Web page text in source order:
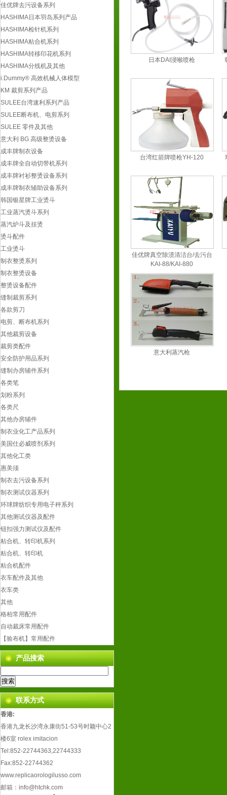
意大利 BG 高级整烫设备
成丰牌制衣设备
成丰牌全自动切带机系列
成丰牌衬衫整烫设备系列
成丰牌制衣辅助设备系列
韩国银星牌工业烫斗
工业蒸汽烫斗系列
蒸汽炉斗及挂烫
烫斗配件
工业烫斗
制衣整烫系列
制衣整烫设备
整烫设备配件
缝制裁剪系列
各款剪刀
电剪、断布机系列
其他裁剪设备
裁剪类配件
安全防护用品系列
缝制办房辅件系列
各类笔
划粉系列
各类尺
其他办房辅件
制衣业化工产品系列
美国仕必威喷剂系列
其他化工类
惠美须
制衣去污设备系列
制衣测试仪器系列
环球牌纺织专用电子秤系列
其他测试仪器及配件
钮扣强力测试仪及配件
粘合机、转印机系列
粘合机、转印机
粘合机配件
衣车配件及其他
衣车类
其他
格柏常用配件
自动裁床常用配件
【验布机】常用配件
新闻中心
联系我们
佳优牌去污设备系列
HASHIMA日本羽岛系列产品
HASHIMA检针机系列
HASHIMA粘合机系列
HASHIMA转移印花机系列
HASHIMA分线机及其他
i.Dummy® 高效机械人体模型
KM 裁剪系列产品
SULEE台湾速利系列产品
SULEE断布机、电剪系列
SULEE 零件及其他
意大利 BG 高级整烫设备
成丰牌制衣设备
成丰牌全自动切带机系列
成丰牌衬衫整烫设备系列
成丰牌制衣辅助设备系列
韩国银星牌工业烫斗
工业蒸汽烫斗系列
蒸汽炉斗及挂烫
烫斗配件
工业烫斗
制衣整烫系列
制衣整烫设备
整烫设备配件
缝制裁剪系列
各款剪刀
电剪、断布机系列
其他裁剪设备
裁剪类配件
安全防护用品系列
缝制办房辅件系列
各类笔
划粉系列
各类尺
其他办房辅件
制衣业化工产品系列
美国仕必威喷剂系列
其他化工类
惠美须
制衣去污设备系列
制衣测试仪器系列
环球牌纺织专用电子秤系列
其他测试仪器及配件
钮扣强力测试仪及配件
粘合机、转印机系列
粘合机、转印机
粘合机配件
衣车配件及其他
衣车类
其他
格柏常用配件
自动裁床常用配件
【验布机】常用配件
产品搜索
联系方式
香港:
香港九龙长沙湾永康街51-53号时颖中心2
楼6室 rolex imitacion
Tel:852-22744363,22744333
Fax:852-22744362
www.replicaorologilusso.com
邮箱： info@htchk.com
日本DAI浸喉喷枪
台湾红箭牌喷枪YH-120
佳优牌真空除渍清洁台/去污台
KAI-88/KAI-880
意大利蒸汽枪